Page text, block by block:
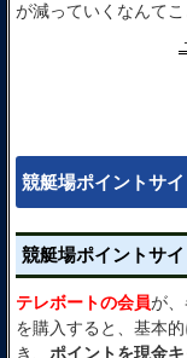
が減っていくなんて
競艇場ポイントサ
競艇場ポイントサ
テレボートの会員が、
を購入すると、基本
き、 ポイントを現金